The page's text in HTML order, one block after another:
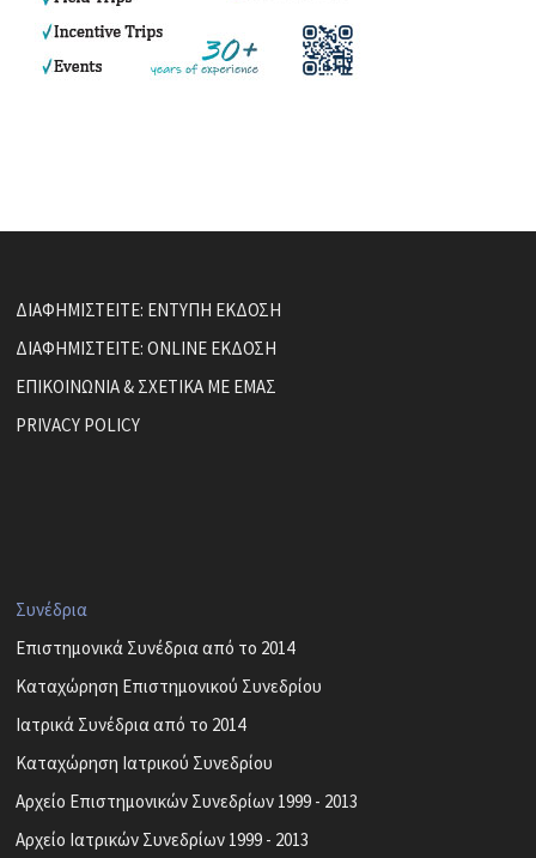
ΔΙΑΦΗΜΙΣΤΕΙΤΕ: ΕΝΤΥΠΗ ΕΚΔΟΣΗ
ΔΙΑΦΗΜΙΣΤΕΙΤΕ: ONLINE ΕΚΔΟΣΗ
ΕΠΙΚΟΙΝΩΝΙΑ & ΣΧΕΤΙΚΑ ΜΕ ΕΜΑΣ
PRIVACY POLICY
Συνέδρια
Επιστημονικά Συνέδρια από το 2014
Καταχώρηση Επιστημονικού Συνεδρίου
Ιατρικά Συνέδρια από το 2014
Καταχώρηση Ιατρικού Συνεδρίου
Αρχείο Επιστημονικών Συνεδρίων 1999 - 2013
Αρχείο Ιατρικών Συνεδρίων 1999 - 2013